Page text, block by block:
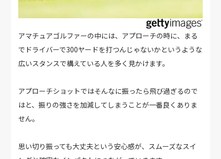
アマチュアゴルファーの中には、アプローチの時に、まる
でドライバーで300ヤードを打つんじゃないかというような
広いスタンスで構えている人を多く見かけます。
アプローチショットではそんなに振ったら飛び過ぎるので
はと、振りの強さを加減してしまうことが一番良くありま
せん。
思い切り振っても大丈夫という安心感が、スムーズなスイ